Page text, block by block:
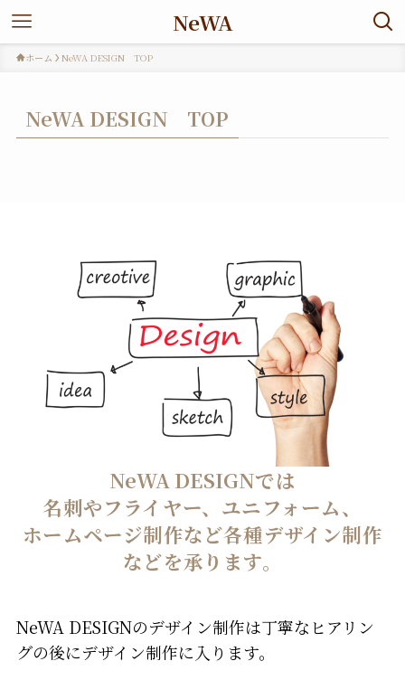
NeWA
ホーム NeWA DESIGN TOP
NeWA DESIGN TOP
NeWA DESIGNでは
名刺やフライヤー、ユニフォーム、
ホームページ制作など各種デザイン制作
などを承ります。
NeWA DESIGNのデザイン制作は丁寧なヒアリン
グの後にデザイン制作に入ります。